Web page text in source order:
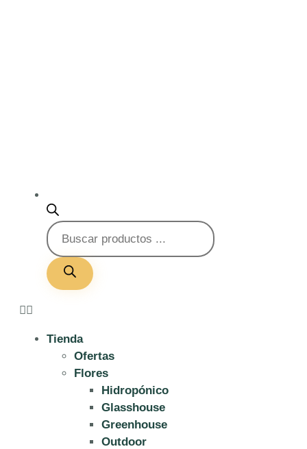
Tienda
Ofertas
Flores
Hidropónico
Glasshouse
Greenhouse
Outdoor